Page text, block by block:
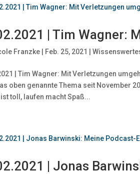
| Tim Wagner:
Franzke Feb. 25, 2021 |
| Tim Wagner: Mit Verletzungen
oben genannte Thema seit November
ist toll, laufen macht Spaß...
| Jonas